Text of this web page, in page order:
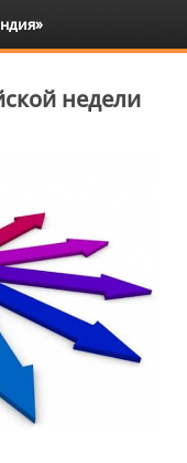
недели